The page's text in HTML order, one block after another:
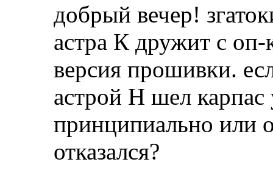
добрый вечер!
астра К дружит с оп-
версия прошивки.
астрой Н шел
принципиально или
отказался?